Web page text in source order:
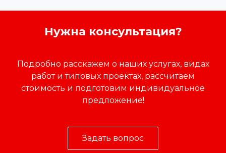
Нужна консультация?
Подробно расскажем о наших услугах, видах
работ и типовых проектах, рассчитаем
стоимость и подготовим индивидуальное
предложение!
Задать вопрос